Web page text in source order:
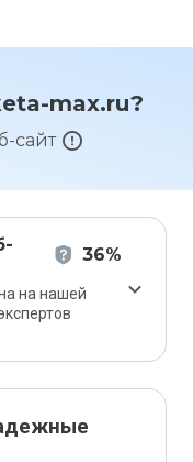
max.ru?
сайт
36%
на нашей